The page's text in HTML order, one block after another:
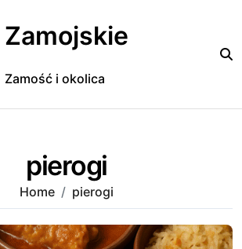
Zamojskie
Zamość i okolica
pierogi
Home pierogi